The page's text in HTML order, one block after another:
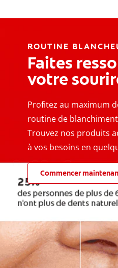
ROUTINE
Faites
votre
Profitez au maximum
routine de
Trouvez nos produits
à vos besoins en
Commencer